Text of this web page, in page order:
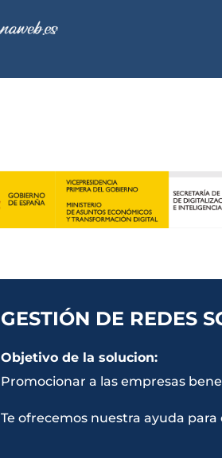
GESTIÓN DE REDES
Objetivo de la solucion:
Promocionar a las empresas
Te ofrecemos nuestra ayuda